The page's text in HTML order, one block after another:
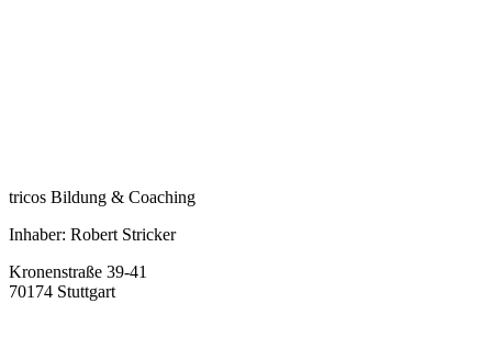
tricos Bildung & Coaching
Inhaber: Robert Stricker
Kronenstraße 39-41
70174 Stuttgart